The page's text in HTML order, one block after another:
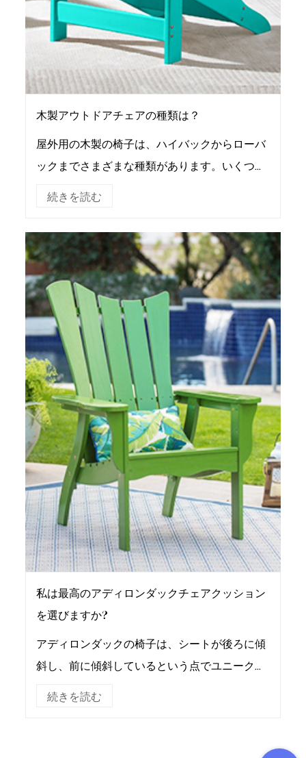
木製アウトドアチェアの種類は？
屋外用の木製の椅子は、ハイバックからローバ
ックまでさまざまな種類があります。いくつか
の木製の屋外用椅子は、デザインがかさばるも
外の木製の椅子は、ダイニン...
続きを読む
私は最高のアディロンダックチェアクッション
を選びますか?
アディロンダックの椅子は、シートが後ろに傾
斜し、前に傾斜しているという点でユニークで
あるため、これを示す可能性が高いため、プレ
続きを読む